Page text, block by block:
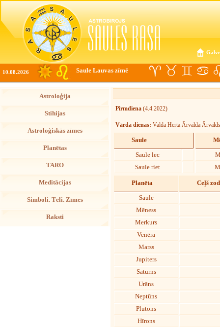
10.08.2026 Saule Lauvas zīmē
Astroloģija
Stihijas
Astroloģiskās zīmes
Planētas
TARO
Meditācijas
Simboli. Tēli. Zīmes
Raksti
Pirmdiena (4.4.2022)
Vārda dienas: Valda Herta Ārvalda
Saule
Saule lec
Saule riet
Planēta Ceļš
Saule
Mēness
Merkurs
Venēra
Marss
Jupiters
Saturns
Urāns
Neptūns
Plutons
Hīrons